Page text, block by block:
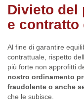
Divieto del
e contratto
Al fine di garantire
contrattuale, rispetto
più forte non approfitti
nostro ordinamento
fraudolente o anche
che le subisce.